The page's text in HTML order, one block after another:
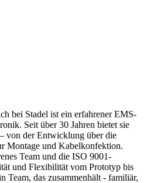
bei Stadel ist ein erfahrener EMS-
Seit über 30 Jahren bietet sie
von der Entwicklung über die
Montage und Kabelkonfektion.
Team und die ISO 9001-
und Flexibilität vom Prototyp bis
Team, das zusammenhält - familiär,